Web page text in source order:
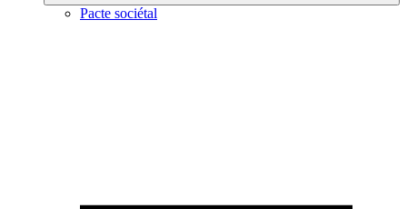
Pacte sociétal